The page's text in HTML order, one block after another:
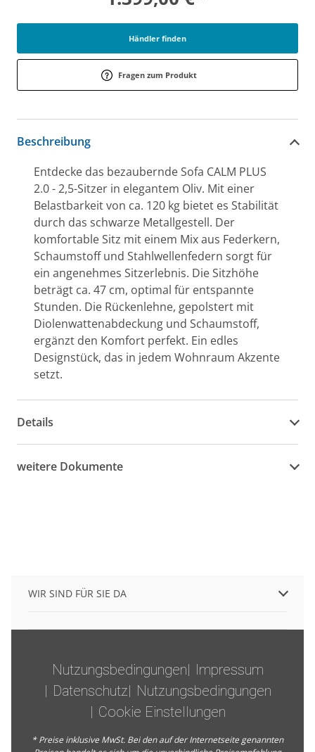
Händler finden
Fragen zum Produkt
Beschreibung
Entdecke das bezaubernde Sofa CALM PLUS
2.0 - 2,5-Sitzer in elegantem Oliv. Mit einer
Belastbarkeit von ca. 120 kg bietet es Stabilität
durch das schwarze Metallgestell. Der
komfortable Sitz mit einem Mix aus Federkern,
Schaumstoff und Stahlwellenfedern sorgt für
ein angenehmes Sitzerlebnis. Die Sitzhöhe
beträgt ca. 47 cm, optimal für entspannte
Stunden. Die Rückenlehne, gepolstert mit
Diolenwattenabdeckung und Schaumstoff,
ergänzt den Komfort perfekt. Ein edles
Designstück, das in jedem Wohnraum Akzente
setzt.
Details
weitere Dokumente
WIR SIND FÜR SIE DA
Nutzungsbedingungen
Impressum
Datenschutz
Nutzungsbedingungen
Cookie Einstellungen
* Preise inklusive MwSt. Bei den auf der Internetseite genannten